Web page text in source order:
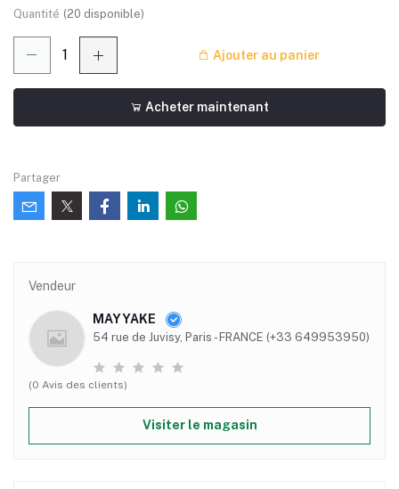
Quantité (20 disponible)
Ajouter au panier
Acheter maintenant
Partager
Vendeur
MAYYAKE
54 rue de Juvisy, Paris - FRANCE (+33 649953950)
(0 Avis des clients)
Visiter le magasin